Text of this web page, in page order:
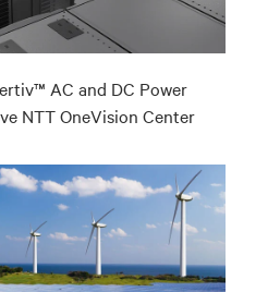
AC and DC Power
NTT OneVision Center